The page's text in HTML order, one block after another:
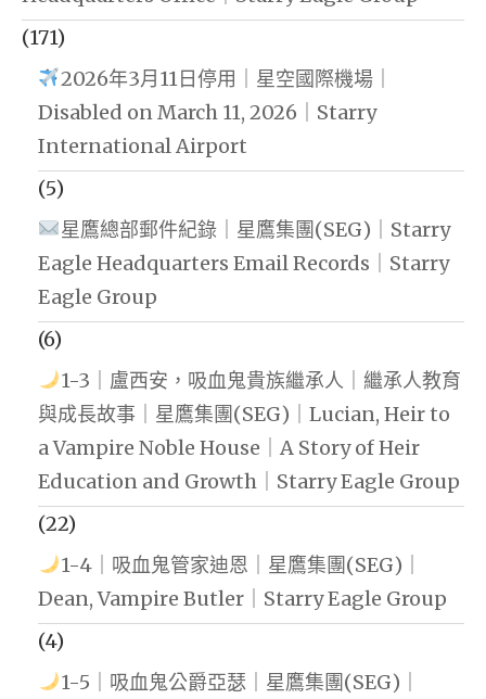
(171)
2026年3月11日停用｜星空國際機場｜
Disabled on March 11, 2026｜Starry
International Airport
(5)
星鷹總部郵件紀錄｜星鷹集團(SEG)｜Starry
Eagle Headquarters Email Records｜Starry
Eagle Group
(6)
1-3｜盧西安，吸血鬼貴族繼承人｜繼承人教育
與成長故事｜星鷹集團(SEG)｜Lucian, Heir to
a Vampire Noble House｜A Story of Heir
Education and Growth｜Starry Eagle Group
(22)
1-4｜吸血鬼管家迪恩｜星鷹集團(SEG)｜
Dean, Vampire Butler｜Starry Eagle Group
(4)
1-5｜吸血鬼公爵亞瑟｜星鷹集團(SEG)｜